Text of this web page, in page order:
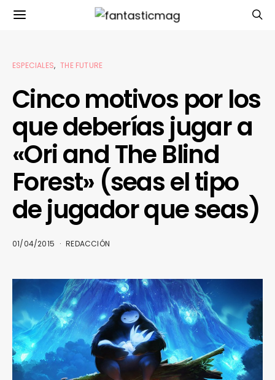
ESPECIALES THE FUTURE
Cinco motivos por los
que deberías jugar a
«Ori and The Blind
Forest» (seas el tipo
de jugador que seas)
01/04/2015 REDACCIÓN